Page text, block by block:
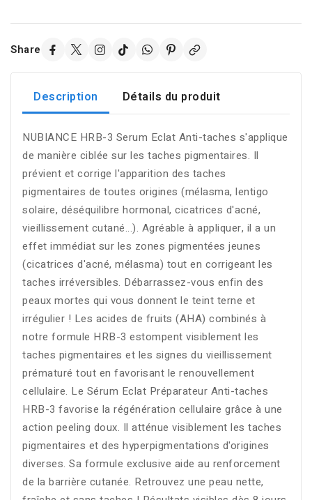
Share
Description Détails du produit
NUBIANCE HRB-3 Serum Eclat Anti-taches s'applique
de manière ciblée sur les taches pigmentaires. Il
prévient et corrige l'apparition des taches
pigmentaires de toutes origines (mélasma, lentigo
solaire, déséquilibre hormonal, cicatrices d'acné,
vieillissement cutané...). Agréable à appliquer, il a un
effet immédiat sur les zones pigmentées jeunes
(cicatrices d'acné, mélasma) tout en corrigeant les
taches irréversibles. Débarrassez-vous enfin des
peaux mortes qui vous donnent le teint terne et
irrégulier ! Les acides de fruits (AHA) combinés à
notre formule HRB-3 estompent visiblement les
taches pigmentaires et les signes du vieillissement
prématuré tout en favorisant le renouvellement
cellulaire. Le Sérum Eclat Préparateur Anti-taches
HRB-3 favorise la régénération cellulaire grâce à une
action peeling doux. Il atténue visiblement les taches
pigmentaires et des hyperpigmentations d'origines
diverses. Sa formule exclusive aide au renforcement
de la barrière cutanée. Retrouvez une peau nette,